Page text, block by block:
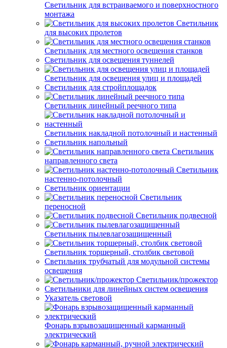
Светильник для встраиваемого и поверхностного
монтажа
Светильник
для высоких пролетов
Светильник для местного освещения станков
Светильник для освещения туннелей
Светильник для освещения улиц и площадей
Светильник для стройплощадок
Светильник линейный реечного типа
Светильник накладной потолочный и настенный
Светильник напольный
Светильник
направленного света
Светильник
настенно-потолочный
Светильник ориентации
Светильник
переносной
Светильник подвесной
Светильник пылевлагозащищенный
Светильник торшерный, столбик световой
Светильник трубчатый для модульной системы
освещения
Светильник/прожектор
Светильники для линейных систем освещения
Указатель световой
Фонарь взрывозащищенный карманный
электрический